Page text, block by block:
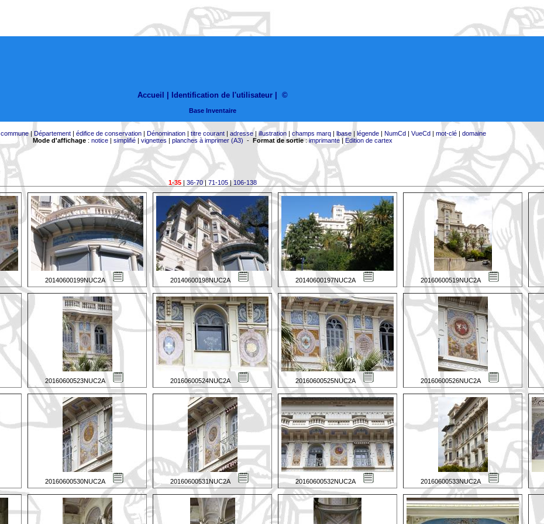
Accueil | Identification de l'utilisateur ©
Base Inventaire
commune| Département| édifice de conservation| Dénomination| titre courant| adresse|illustration| champs marq| lbase| légende| NumCd| VueCd| mot-clé| domaine
Mode d'affichage: notice| simplifié| vignettes | planches à imprimer (A3) - Format de sortie:imprimante| Edition de cartex
1-35| 36-70| 71-105|106-138
20140600199NUC2A 20140600198NUC2A 20140600197NUC2A 20160600519NUC2A
20160600523NUC2A 20160600524NUC2A 20160600525NUC2A 20160600526NUC2A
20160600530NUC2A 20160600531NUC2A 20160600532NUC2A 20160600533NUC2A